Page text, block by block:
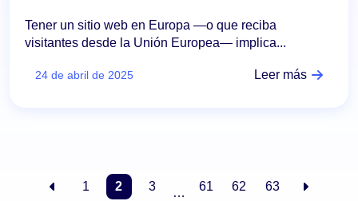
Tener un sitio web en Europa —o que reciba
visitantes desde la Unión Europea— implica...
24 de abril de 2025 Leer más
1 2 3 … 61 62 63